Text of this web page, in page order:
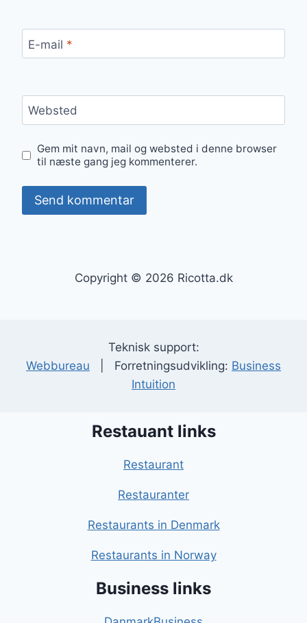
E-mail *
Websted
Gem mit navn, mail og websted i denne browser
til næste gang jeg kommenterer.
Copyright © 2026 Ricotta.dk
Teknisk support:
Webbureau | Forretningsudvikling: Business
Intuition
Restauant links
Restaurant
Restauranter
Restaurants in Denmark
Restaurants in Norway
Business links